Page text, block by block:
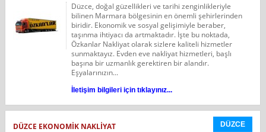
Düzce, doğal güzellikleri ve tarihi zenginlikleriyle
bilinen Marmara bölgesinin en önemli şehirlerinden
biridir. Ekonomik ve sosyal gelişimiyle beraber,
taşınma ihtiyacı da artmaktadır. İşte bu noktada,
Özkanlar Nakliyat olarak sizlere kaliteli hizmetler
sunmaktayız. Evden eve nakliyat hizmetleri, başlı
başına bir uzmanlık gerektiren bir alandır.
Eşyalarınızın...
İletişim bilgileri için tıklayınız...
DÜZCE EKONOMIK NAKLIYAT DÜZCE